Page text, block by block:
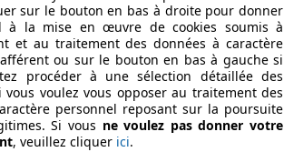
sur le bouton en bas à droite pour donner
à la mise en œuvre de cookies soumis à
et au traitement des données à caractère
ou sur le bouton en bas à gauche si
procéder à une sélection détaillée des
vous voulez vous opposer au traitement des
personnel reposant sur la poursuite
Si vous ne voulez pas donner votre
, veuillez cliquer ici.